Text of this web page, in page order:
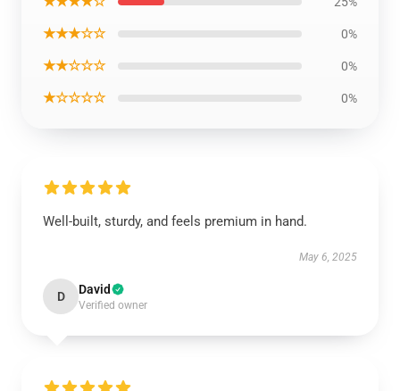
★★★☆☆ 0%
★★☆☆☆ 0%
★☆☆☆☆ 0%
Well-built, sturdy, and feels premium in hand.
May 6, 2025
D David
Verified owner